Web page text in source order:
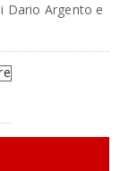
Dario Argento e